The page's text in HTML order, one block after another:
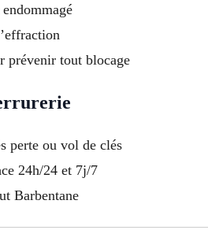
prévenir tout blocage
perte ou vol de clés
24h/24 et 7j/7
Barbentane